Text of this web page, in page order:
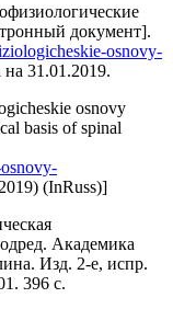
документ].
osnovy-
31.01.2019.
osnovy
basis of spinal
(InRuss)]
Академика
Изд. 2-е, испр.
396 с.